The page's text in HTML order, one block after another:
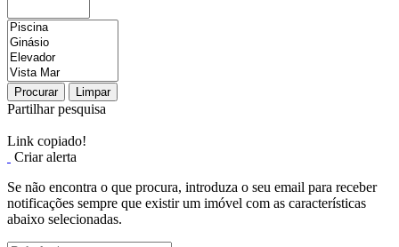
Procurar Limpar
Partilhar pesquisa
Link copiado!
Criar alerta
Se não encontra o que procura, introduza o seu email para receber
notificações sempre que existir um imóvel com as características
abaixo selecionadas.